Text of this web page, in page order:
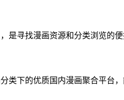
是寻找漫画资源和分类浏览的便
类下的优质国内漫画聚合平台